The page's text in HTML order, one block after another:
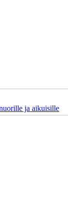
ja aikuisille